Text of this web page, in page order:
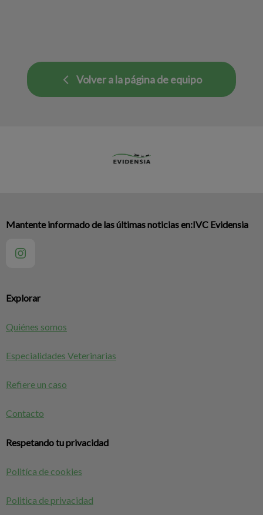
Volver a la página de equipo
Explorar
Quiénes somos
Especialidades Veterinarias
Refiere un caso
Contacto
Respetando tu privacidad
Politíca de cookies
Politica de privacidad
Mantente informado de las últimas noticias en:IVC Evidensia